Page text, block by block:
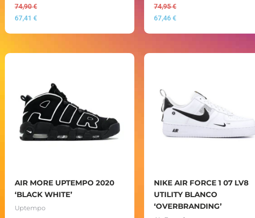
74,90€
67,41 €
74,95€
67,46€
AIR MORE UPTEMPO 2020
‘BLACK WHITE’
Uptempo
NIKE AIR FORCE 1 07 LV8
UTILITY BLANCO
‘OVERBRANDING’